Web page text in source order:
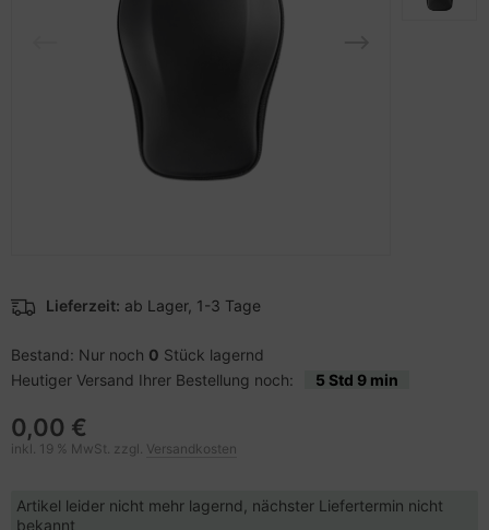
Lieferzeit: ab Lager, 1-3 Tage
Bestand: Nur noch 0 Stück lagernd
Heutiger Versand Ihrer Bestellung noch:
5 Std 9 min
0,00 €
inkl. 19 % MwSt. zzgl. Versandkosten
Artikel leider nicht mehr lagernd, nächster Liefertermin nicht
bekannt
und Navigation
Netzwerkgeräte
Folien, Etiketten
& Tragebehältnisse
CD-/DVD-Rohlinge
Tinten Minen